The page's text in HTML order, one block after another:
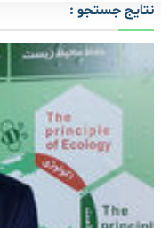
نتایج جستجو :